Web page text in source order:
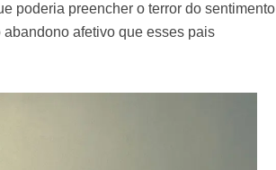
poderia preencher o terror do sentimento
afetivo que esses pais